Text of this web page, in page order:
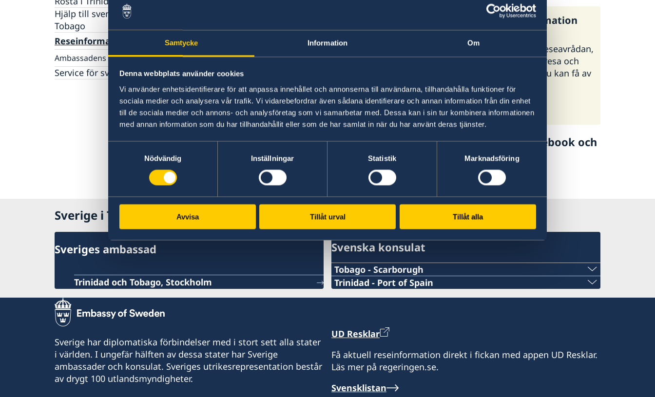
Samtycke Information Om
Denna webbplats använder cookies
Vi använder enhetsidentifierare för att anpassa innehållet och annonserna till användarna, tillhandahålla funktioner för
sociala medier och analysera vår trafik. Vi vidarebefordrar även sådana identifierare och annan information från din enhet
till de sociala medier och annons- och analysföretag som vi samarbetar med. Dessa kan i sin tur kombinera informationen
med annan information som du har tillhandahållit eller som de har samlat in när du har använt deras tjänster.
Nödvändig
Inställningar Statistik Marknadsföring
Avvisa Tillåt urval Tillåt alla
Hjälp till svenskar i Trinidad och
Tobago
Rösta i Trinidad och Tobago
Pass utomlands
Förlust av pass
Legaliseringar/apostille
Gifta sig utomlands
Reseinformation
Ambassadens reseinformation
Allmänna säkerhetsläget
Terrorism
Naturförhållanden och katastrofer
In- och utresebestämmelser
Hälso- och sjukvård
Lokala lagar och sedvänjor
Service för svenska företag
Ambassadens reseinformation innehåller
landspecifik information och aktuella
händelser som kan påverka dig som är i
landet.
Ambassadens reseinformation –
Trinidad och Tobago
UD:s generella reseinformation
På regeringen.se finns UD:s reseavrådan,
råd och tips inför din utlandsresa och
information om vilken hjälp du kan få av
UD i olika situationer.
UD:s reseinformation på
regeringen.se
Ladda ner appen UD Resklar
Ladda ner UD Resklar på Google Play
Ladda ner UD Resklar på iTunes
Följ UD Resklar på Facebook och
UD Resklar på Facebook
Sverige i Trinidad och Tobago
Sveriges ambassad
Trinidad och Tobago, Stockholm
Svenska konsulat
Tobago - Scarborugh
Telefonnummer konsulat
Emailadress konsulat
Telefaxnummer konsulat
+1-868-689-4006/639 7108
Trinidad - Port of Spain
Telefonnummer konsulat
Emailadress konsulat
portofspain.swecons@yahoo.com
17 Samaroo Road
Sverige har diplomatiska förbindelser med i stort sett alla stater
i världen. I ungefär hälften av dessa stater har Sverige
ambassader och konsulat. Sveriges utrikesrepresentation består
av drygt 100 utlandsmyndigheter.
UD Resklar
Få aktuell reseinformation direkt i fickan med appen UD Resklar.
Läs mer på regeringen.se.
Svensklistan